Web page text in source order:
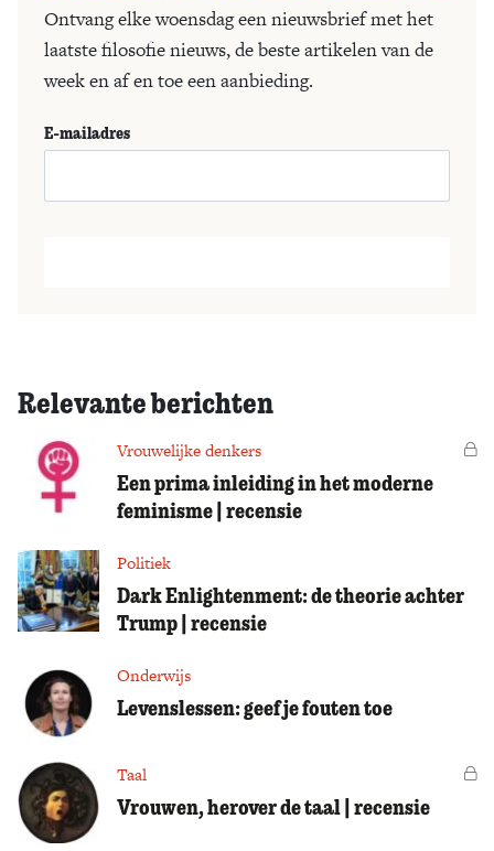
Ontvang elke woensdag een nieuwsbrief met het
laatste filosofie nieuws, de beste artikelen van de
week en af en toe een aanbieding.
E-mailadres
Relevante berichten
Vrouwelijke denkers
Een prima inleiding in het moderne
feminisme | recensie
Politiek
Dark Enlightenment: de theorie achter
Trump | recensie
Onderwijs
Levenslessen: geef je fouten toe
Taal
Vrouwen, herover de taal | recensie